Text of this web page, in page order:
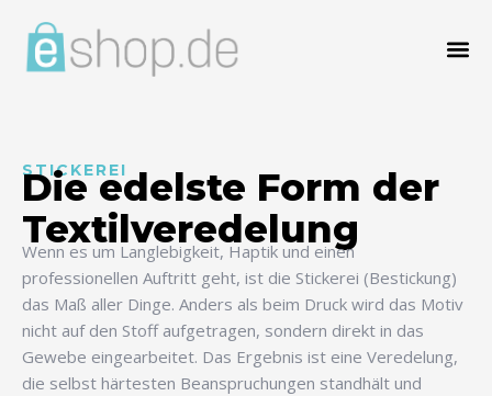
STICKEREI
Die edelste Form der
Textilveredelung
Wenn es um Langlebigkeit, Haptik und einen
professionellen Auftritt geht, ist die Stickerei (Bestickung)
das Maß aller Dinge. Anders als beim Druck wird das Motiv
nicht auf den Stoff aufgetragen, sondern direkt in das
Gewebe eingearbeitet. Das Ergebnis ist eine Veredelung,
die selbst härtesten Beanspruchungen standhält und